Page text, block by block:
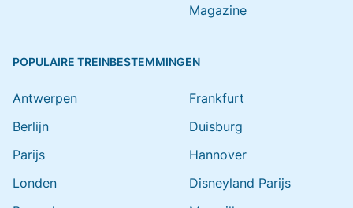
Magazine
POPULAIRE TREINBESTEMMINGEN
Antwerpen
Berlijn
Parijs
Londen
Frankfurt
Duisburg
Hannover
Disneyland Parijs